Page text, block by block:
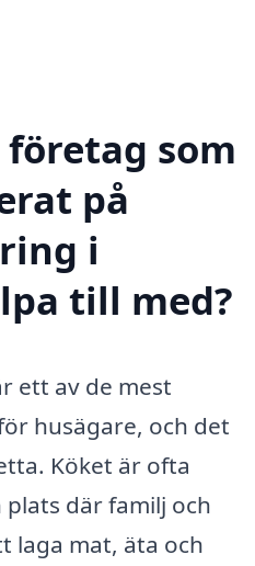
som
på
i
till med?
ett av de mest
husägare, och det
Köket är ofta
där familj och
laga mat, äta och